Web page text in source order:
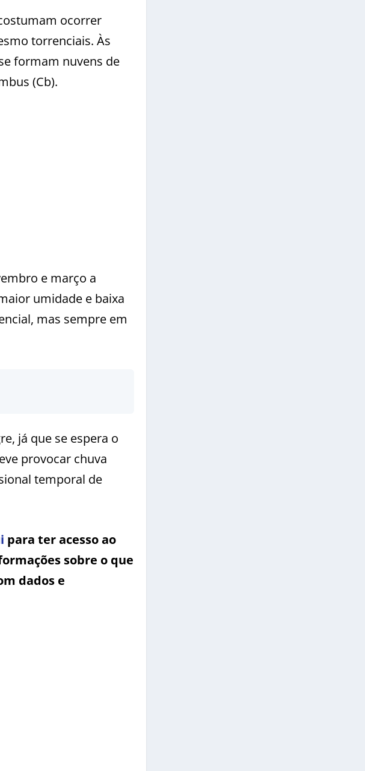
ocorrer
torrenciais. Às
formam nuvens de
(Cb).
e março a
umidade e baixa
mas sempre em
já que se espera o
provocar chuva
temporal de
para ter acesso ao
sobre o que
dados e